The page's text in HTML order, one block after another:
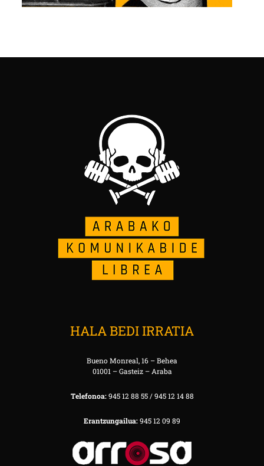
HALA BEDI IRRATIA
Bueno Monreal, 16 – Behea
01001 – Gasteiz – Araba
Telefonoa:945 12 88 55 / 945 12 14 88
Erantzungailua:945 12 09 89